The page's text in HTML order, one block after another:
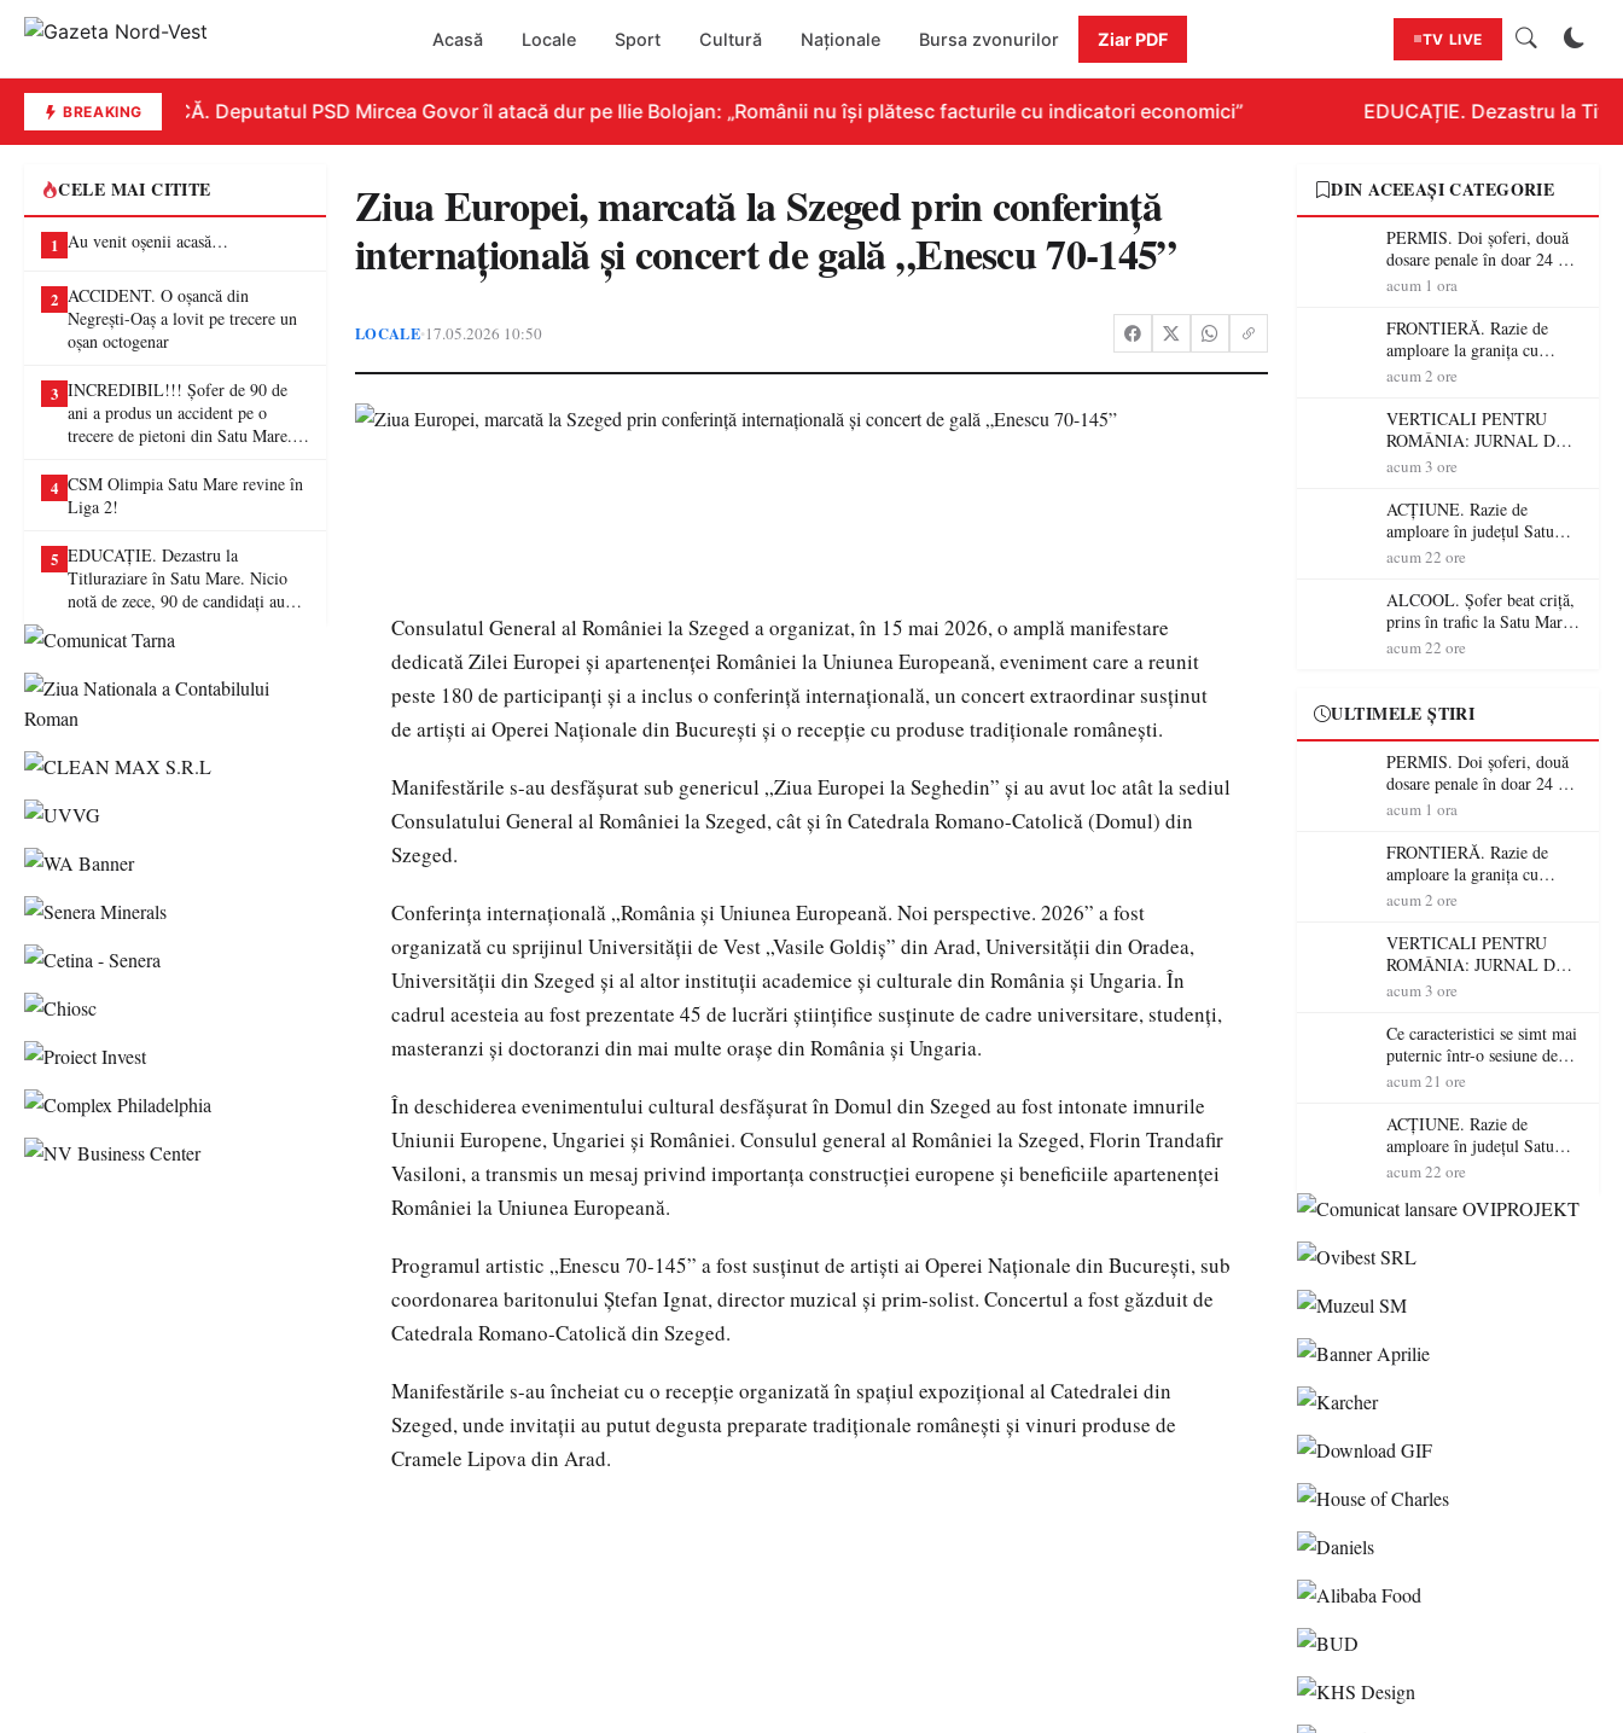
Acasă Locale Sport Cultură Naționale Bursa zvonurilor Ziar PDF TV LIVE
BREAKINGREPLICĂ. Deputatul PSD Mircea Govor îl atacă dur pe Ilie Bolojan: „Românii nu își plătesc facturile cu indicatori economici” EDUCAȚIE. Dezastru la
CELE MAI CITITE
1 Au venit oșenii acasă…
2 ACCIDENT. O oșancă din
Negrești-Oaș a lovit pe trecere un
oșan octogenar
3 INCREDIBIL!!! Șofer de 90 de
ani a produs un accident pe o
trecere de pietoni din Satu Mare. O
4 CSM Olimpia Satu Mare revine în
Liga 2!
5 EDUCAȚIE. Dezastru la
Titluraziare în Satu Mare. Nicio
notă de zece, 90 de candidați au
Ziua Europei, marcată la Szeged prin conferință
internațională și concert de gală „Enescu 70-145”
LOCALE•17.05.2026 10:50
Consulatul General al României la Szeged a organizat, în 15 mai 2026, o amplă manifestare
dedicată Zilei Europei și apartenenței României la Uniunea Europeană, eveniment care a reunit
peste 180 de participanți și a inclus o conferință internațională, un concert extraordinar susținut
de artiști ai Operei Naționale din București și o recepție cu produse tradiționale românești.
Manifestările s-au desfășurat sub genericul „Ziua Europei la Seghedin” și au avut loc atât la sediul
Consulatului General al României la Szeged, cât și în Catedrala Romano-Catolică (Domul) din
Szeged.
Conferința internațională „România și Uniunea Europeană. Noi perspective. 2026” a fost
organizată cu sprijinul Universității de Vest „Vasile Goldiș” din Arad, Universității din Oradea,
Universității din Szeged și al altor instituții academice și culturale din România și Ungaria. În
cadrul acesteia au fost prezentate 45 de lucrări științifice susținute de cadre universitare, studenți,
masteranzi și doctoranzi din mai multe orașe din România și Ungaria.
În deschiderea evenimentului cultural desfășurat în Domul din Szeged au fost intonate imnurile
Uniunii Europene, Ungariei și României. Consulul general al României la Szeged, Florin Trandafir
Vasiloni, a transmis un mesaj privind importanța construcției europene și beneficiile apartenenței
României la Uniunea Europeană.
Programul artistic „Enescu 70-145” a fost susținut de artiști ai Operei Naționale din București, sub
coordonarea baritonului Ștefan Ignat, director muzical și prim-solist. Concertul a fost găzduit de
Catedrala Romano-Catolică din Szeged.
Manifestările s-au încheiat cu o recepție organizată în spațiul expozițional al Catedralei din
Szeged, unde invitații au putut degusta preparate tradiționale românești și vinuri produse de
Cramele Lipova din Arad.
DIN ACEEAȘI CATEGORIE
PERMIS. Doi șoferi, două
dosare penale în doar 24 de
ore la Petea! Unul avea
nu a avut niciodată permis
acum 1 ora
FRONTIERĂ. Razie de
amploare la granița cu
Ungaria! 800 de persoane și
verificate
acum 2 ore
VERTICALI PENTRU
ROMÂNIA: JURNAL DE
CĂLĂTORIE FIJET
acum 3 ore
ACȚIUNE. Razie de
amploare în județul Satu
Mare! Polițiștii au dat sute
șoferi fără permis într-o
singură zi
acum 22 ore
ALCOOL. Șofer beat criță,
prins în trafic la Satu Mare!
Alcoolemie uriașă
acum 22 ore
ULTIMELE ȘTIRI
PERMIS. Doi șoferi, două
dosare penale în doar 24 de
ore la Petea! Unul avea
nu a avut niciodată permis
acum 1 ora
FRONTIERĂ. Razie de
amploare la granița cu
Ungaria! 800 de persoane și
verificate
acum 2 ore
VERTICALI PENTRU
ROMÂNIA: JURNAL DE
CĂLĂTORIE FIJET
acum 3 ore
Ce caracteristici se simt mai
puternic într-o sesiune de
distracție la sloturi online:
RTP?
acum 21 ore
ACȚIUNE. Razie de
amploare în județul Satu
Mare! Polițiștii au dat sute
șoferi fără permis într-o
acum 22 ore